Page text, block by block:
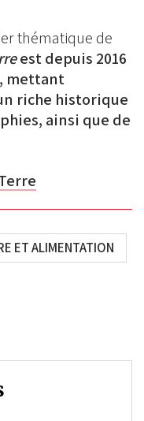
thématique de
est depuis 2016
mettant
riche historique
ainsi que de
ET ALIMENTATION